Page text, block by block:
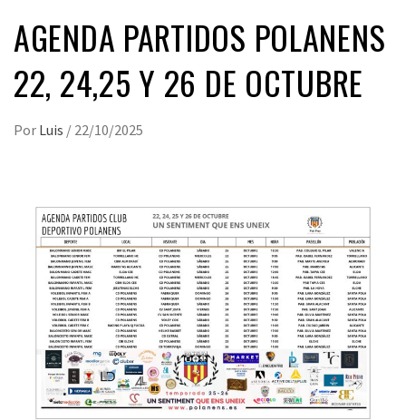
AGENDA PARTIDOS POLANENS
22, 24,25 Y 26 DE OCTUBRE
Por Luis / 22/10/2025